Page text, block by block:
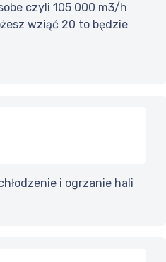
czyli 105 000 m3/h
wziąć 20 to będzie
i ogrzanie hali